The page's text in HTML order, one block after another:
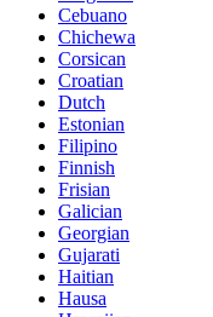
Cebuano
Chichewa
Corsican
Croatian
Dutch
Estonian
Filipino
Finnish
Frisian
Galician
Georgian
Gujarati
Haitian
Hausa